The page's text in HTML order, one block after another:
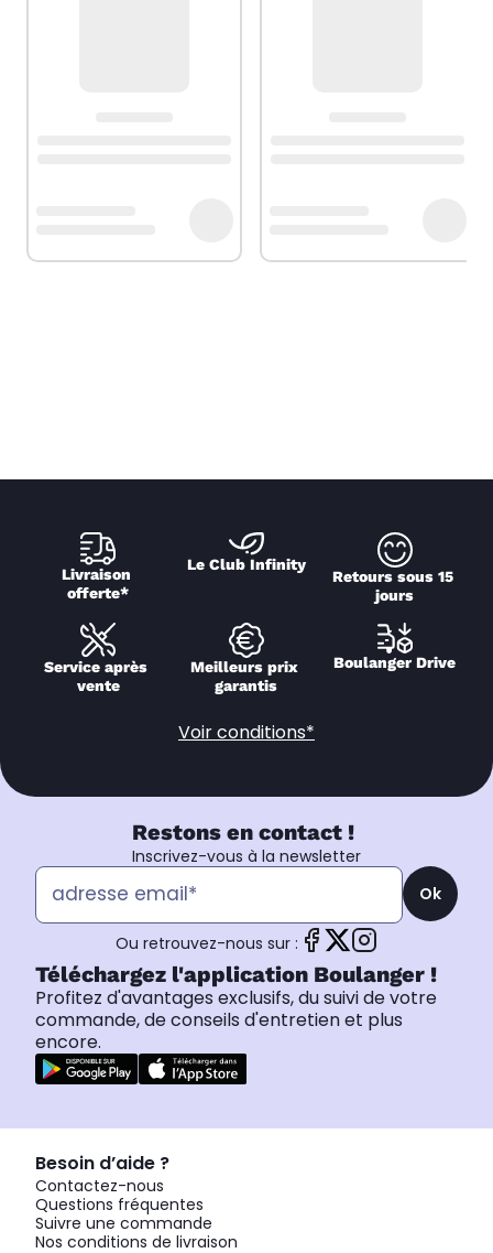
Livraison
offerte*
Le Club Infinity
Retours sous 15
jours
Service après
vente
Meilleurs prix
garantis
Boulanger Drive
Voir conditions*
Restons en contact !
Inscrivez-vous à la newsletter
Ok
Ou retrouvez-nous sur :
Téléchargez l'application Boulanger !
Profitez d'avantages exclusifs, du suivi de votre
commande, de conseils d'entretien et plus
encore.
Besoin d’aide ?
Contactez-nous
Questions fréquentes
Suivre une commande
Nos conditions de livraison